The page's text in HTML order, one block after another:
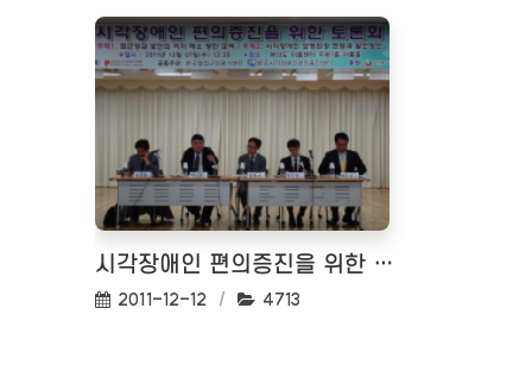
시각장애인 편의증진을 위한 토론회 <2011-12-07>
작성일:
2011-12-12 조회수:
4713